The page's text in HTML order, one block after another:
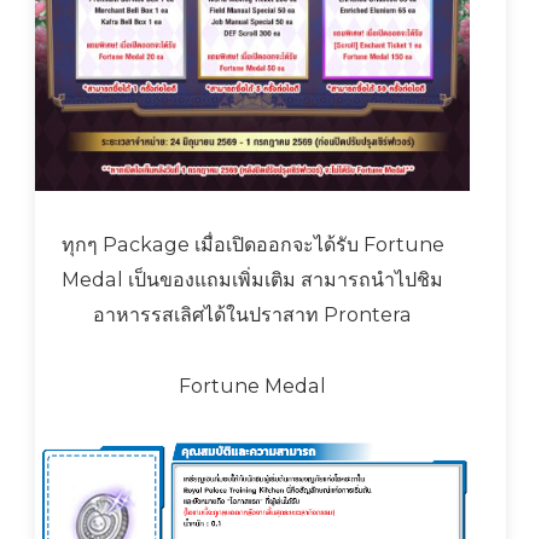
ทุกๆ Package เมื่อเปิดออกจะได้รับ Fortune
Medal เป็นของแถมเพิ่มเติม สามารถนำไปชิม
อาหารรสเลิศได้ในปราสาท Prontera
Fortune Medal